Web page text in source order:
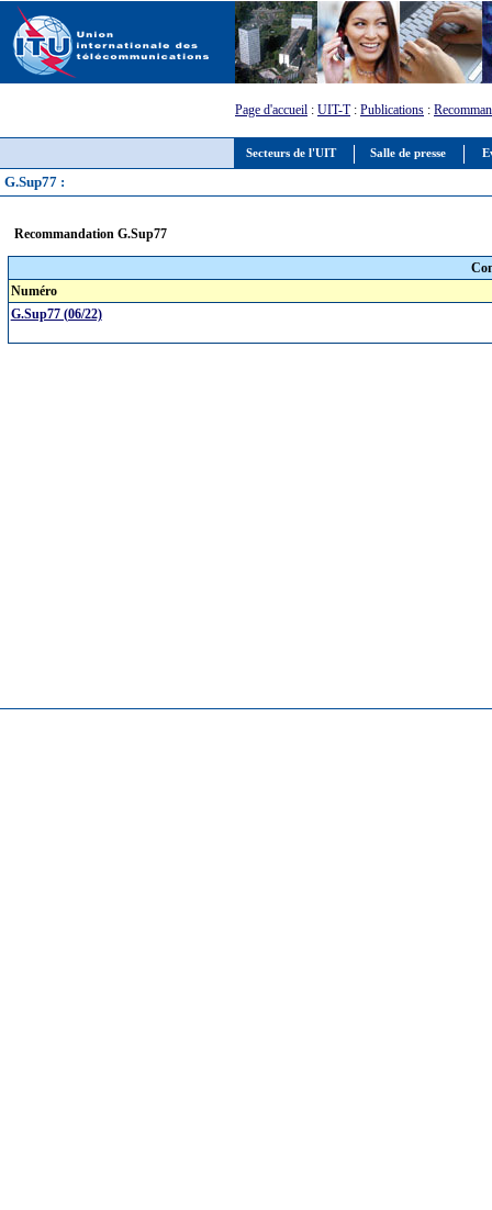
Secteurs de l'UIT Salle de presse
Page d'accueil : UIT-T: Publications :
G.Sup77 :
Recommandation G.Sup77
Numéro
G.Sup77 (06/22)